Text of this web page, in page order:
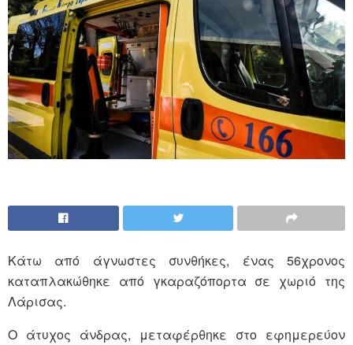
Κάτω από άγνωστες συνθήκες, ένας 56χρονος
καταπλακώθηκε από γκαραζόπορτα σε χωριό της
Λάρισας.
Ο άτυχος άνδρας, μεταφέρθηκε στο εφημερεύον